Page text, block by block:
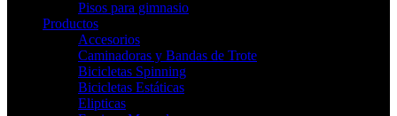
Pisos para gimnasio
Productos
Accesorios
Caminadoras y Bandas de Trote
Bicicletas Spinning
Bicicletas Estáticas
Elipticas